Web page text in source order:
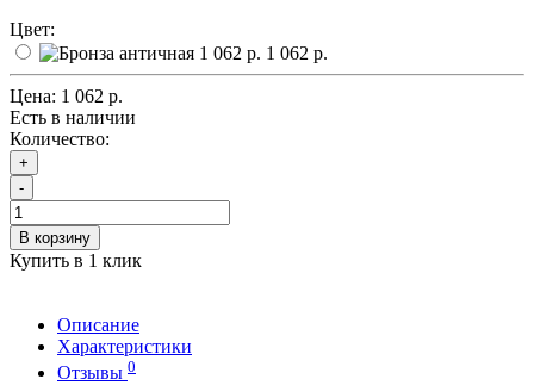
Цвет:
1 062 р.
Цена: 1 062 р.
Есть в наличии
Количество:
+
-
В корзину
Купить в 1 клик
Описание
Характеристики
Отзывы 0